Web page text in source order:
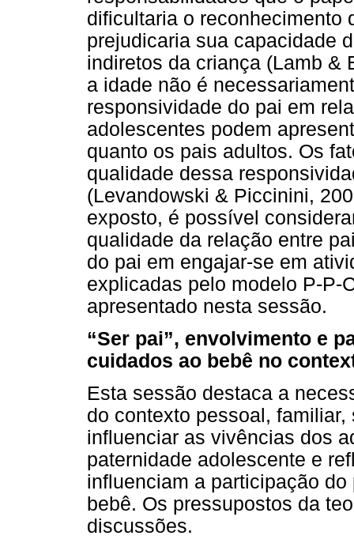
dificultaria o reconhecimento
prejudicaria sua capacidade
indiretos da criança (Lamb &
a idade não é
responsividade do pai em
adolescentes podem
quanto os pais adultos. Os
qualidade dessa
(Levandowski & Piccinini,
exposto, é possível
qualidade da relação entre
do pai em engajar-se em
explicadas pelo modelo P-P-
apresentado nesta sessão.
“Ser pai”, envolvimento e
cuidados ao bebê no
Esta sessão destaca a
do contexto pessoal,
influenciar as vivências dos
paternidade adolescente e
influenciam a participação
bebê. Os pressupostos da
discussões.